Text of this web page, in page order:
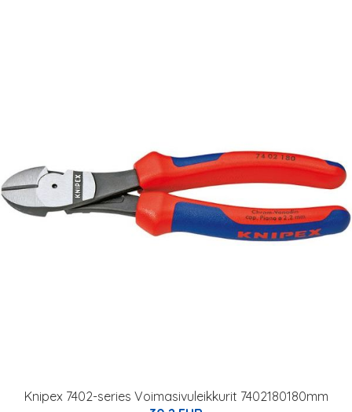
Knipex 7402-series Voimasivuleikkurit 7402180180mm